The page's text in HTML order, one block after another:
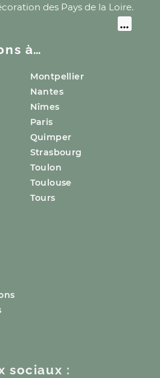
des Pays de la Loire.
à…
Montpellier
Nantes
Nîmes
Paris
Quimper
Strasbourg
Toulon
Toulouse
Tours
sociaux :